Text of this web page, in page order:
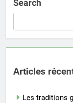
Search
Articles
Les traditions